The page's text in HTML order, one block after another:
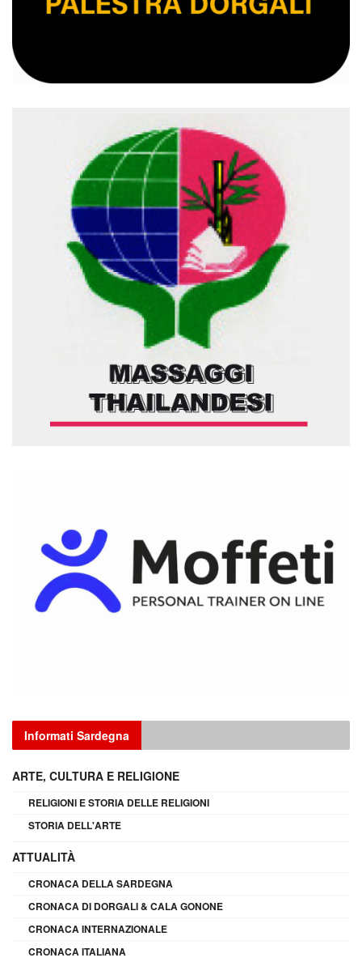
Informati Sardegna
ARTE, CULTURA E RELIGIONE
RELIGIONI E STORIA DELLE RELIGIONI
STORIA DELL'ARTE
ATTUALITÀ
CRONACA DELLA SARDEGNA
CRONACA DI DORGALI & CALA GONONE
CRONACA INTERNAZIONALE
CRONACA ITALIANA